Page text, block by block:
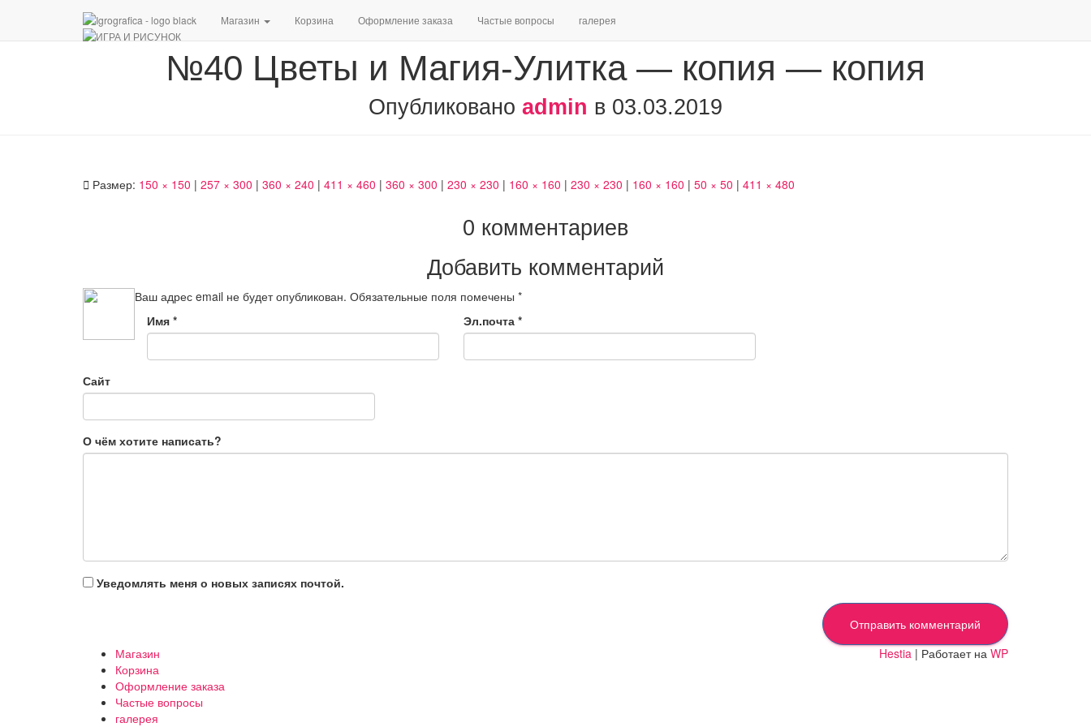
Магазин Корзина Оформление заказа Частые вопросы галерея
№40 Цветы и Магия-Улитка — копия — копия
Опубликовано admin в 03.03.2019
Размер: 150 × 150 | 257 × 300 | 360 × 240 | 411 × 460 | 360 × 300 | 230 × 230 | 160 × 160 | 230 × 230 | 160 × 160 | 50 × 50 | 411 × 480
0 комментариев
Добавить комментарий
Ваш адрес email не будет опубликован. Обязательные поля помечены *
Имя * Эл.почта *
Сайт
О чём хотите написать?
Уведомлять меня о новых записях почтой.
Магазин
Корзина
Оформление заказа
Частые вопросы
галерея
Hestia | Работает на WP